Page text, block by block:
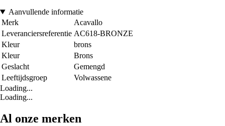
Aanvullende informatie
Merk
Acavallo
Leveranciersreferentie AC618-BRONZE
Kleur
brons
Kleur
Brons
Geslacht
Gemengd
Leeftijdsgroep
Volwassene
Loading...
Loading...
Al onze merken